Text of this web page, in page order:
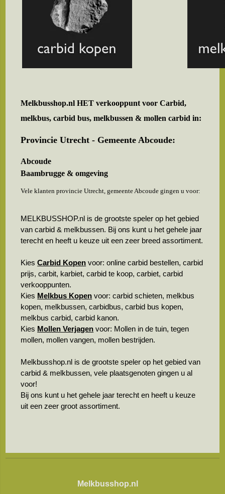
Melkbusshop.nl HET verkooppunt voorCarbid,
melkbus, carbid bus, melkbussen & mollen carbid in:
Provincie Utrecht - Gemeente Abcoude:
Abcoude
Baambrugge & omgeving
Vele klanten provincie Utrecht, gemeente Abcoude gingen u voor:
MELKBUSSHOP.nl is de grootste speler op het gebied
van carbid & melkbussen. Bij ons kunt u het gehele jaar
terecht en heeft u keuze uit een zeer breed assortiment.
KiesCarbid Kopen voor: online carbid bestellen, carbid
prijs, carbit, karbiet, carbid te koop, carbiet, carbid
verkooppunten.
Kies Melkbus Kopen voor: carbid schieten, melkbus
kopen, melkbussen, carbidbus, carbid bus kopen,
melkbus carbid, carbid kanon.
Kies Mollen Verjagen voor: Mollen in de tuin, tegen
mollen, mollen vangen, mollen bestrijden.
Melkbusshop.nl is de grootste speler op het gebied van
carbid & melkbussen, vele plaatsgenoten gingen u al
voor!
Bij ons kunt u het gehele jaar terecht en heeft u keuze
uit een zeer groot assortiment.
Melkbusshop.nl